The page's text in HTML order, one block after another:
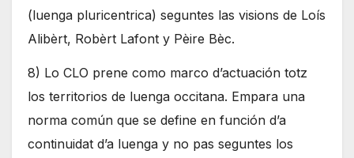
(luenga pluricentrica) seguntes las visions de Loís
Alibèrt, Robèrt Lafont y Pèire Bèc.
8) Lo CLO prene como marco d’actuación totz
los territorios de luenga occitana. Empara una
norma común que se define en función d’a
continuidat d’a luenga y no pas seguntes los